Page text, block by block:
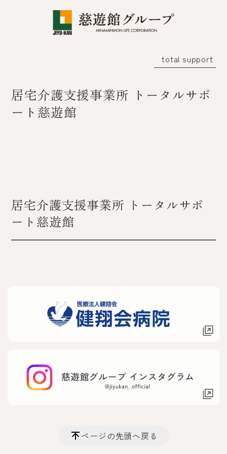
total support
居宅介護支援事業所 トータルサポ
ート慈遊館
居宅介護支援事業所 トータルサポ
ート慈遊館
ページの先頭へ戻る